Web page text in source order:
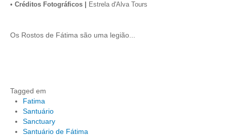
• Créditos Fotográficos | Estrela d'Alva Tours
Os Rostos de Fátima são uma legião...
Tagged em
Fatima
Santuário
Sanctuary
Santuário de Fátima